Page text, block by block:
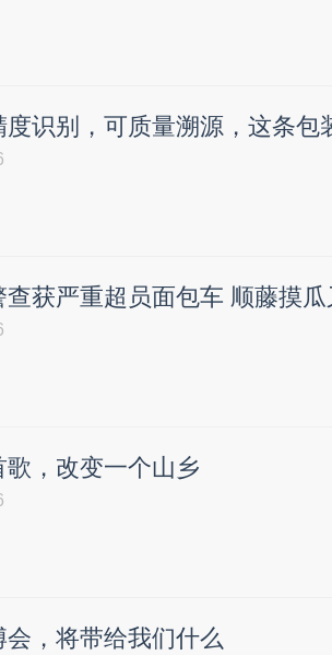
度识别，可质量溯源，这条包
查获严重超员面包车 顺藤摸瓜
歌，改变一个山乡
会，将带给我们什么